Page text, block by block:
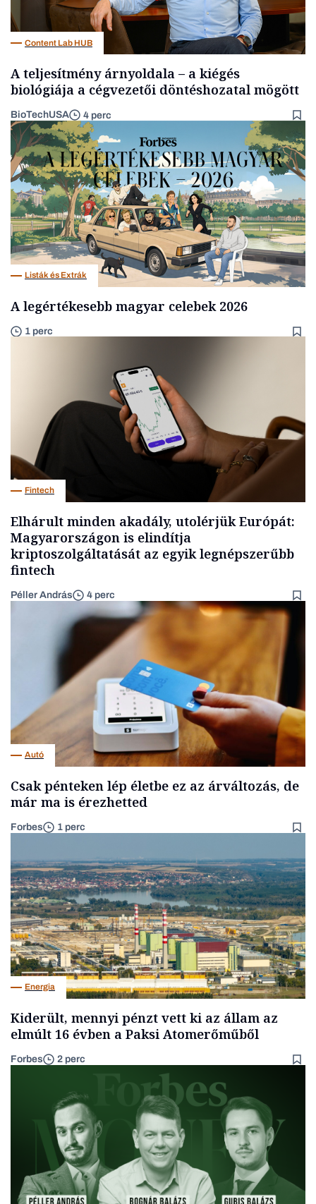
Content Lab HUB
A teljesítmény árnyoldala – a kiégés
biológiája a cégvezetői döntéshozatal mögött
BioTechUSA 4 perc
Listák és Extrák
A legértékesebb magyar celebek 2026
1 perc
Fintech
Elhárult minden akadály, utolérjük Európát:
Magyarországon is elindítja
kriptoszolgáltatását az egyik legnépszerűbb
fintech
Péller András 4 perc
Autó
Csak pénteken lép életbe ez az árváltozás, de
már ma is érezhetted
Forbes 1 perc
Energia
Kiderült, mennyi pénzt vett ki az állam az
elmúlt 16 évben a Paksi Atomerőműből
Forbes 2 perc